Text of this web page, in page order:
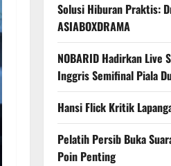
Solusi Hiburan Praktis:
ASIABOXDRAMA
NOBARID Hadirkan
Inggris Semifinal Piala
Hansi Flick Kritik
Pelatih Persib Buka
Poin Penting